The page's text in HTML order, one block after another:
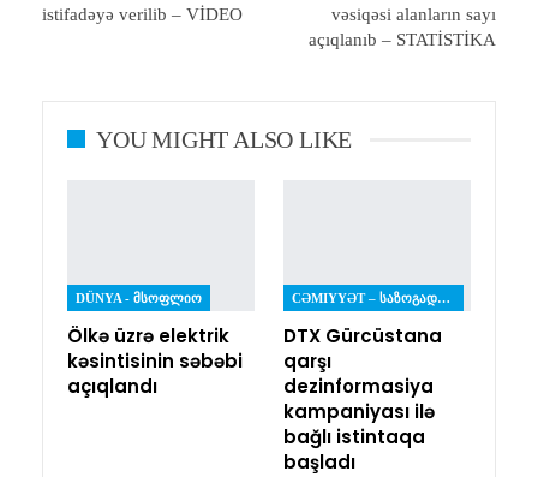
istifadəyə verilib – VİDEO
vəsiqəsi alanların sayı
açıqlanıb – STATİSTİKA
YOU MIGHT ALSO LIKE
DÜNYA - ᲛᲡᲝᲤᲚᲘᲝ
Ölkə üzrə elektrik
kəsintisinin səbəbi
açıqlandı
CƏMIYYƏT – ᲡᲐᲖᲝᲒᲐᲓᲝᲔᲑᲐ
DTX Gürcüstana
qarşı
dezinformasiya
kampaniyası ilə
bağlı istintaqa
başladı